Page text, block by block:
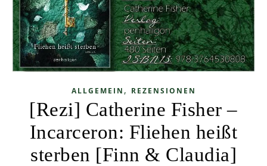
ALLGEMEIN , REZENSIONEN
[Rezi] Catherine Fisher –
Incarceron: Fliehen heißt
sterben [Finn & Claudia]